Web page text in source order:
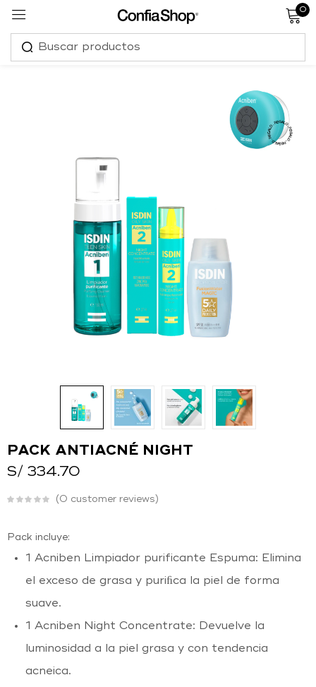
0
PACK ANTIACNÉ NIGHT
S/ 334.70
0 customer reviews
Pack incluye:
1 Acniben Limpiador purificante Espuma: Elimina
el exceso de grasa y puriﬁca la piel de forma
suave.
1 Acniben Night Concentrate: Devuelve la
luminosidad a la piel grasa y con tendencia
acneica.
Sign in
Remember me
Log in
Create an account
Continuar conGoogle